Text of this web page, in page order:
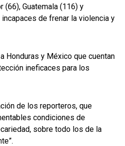
(66), Guatemala (116) y
de frenar la violencia y
Honduras y México que cuentan
ineficaces para los
de los reporteros, que
condiciones de
sobre todo los de la